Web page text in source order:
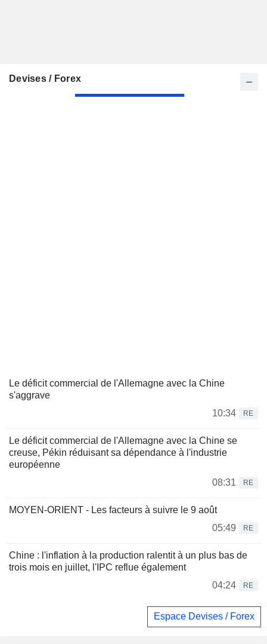
Devises / Forex
Le déficit commercial de l'Allemagne avec la Chine
s'aggrave
10:34
RE
Le déficit commercial de l'Allemagne avec la Chine se
creuse, Pékin réduisant sa dépendance à l'industrie
européenne
08:31
RE
MOYEN-ORIENT - Les facteurs à suivre le 9 août
05:49
RE
Chine : l'inflation à la production ralentit à un plus bas de
trois mois en juillet, l'IPC reflue également
04:24
RE
Espace Devises / Forex